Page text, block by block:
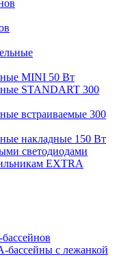
MINI 50 Вт
STANDART 300
встраиваемые 300
накладные 150 Вт
светодиодами
EXTRA
с лежанкой